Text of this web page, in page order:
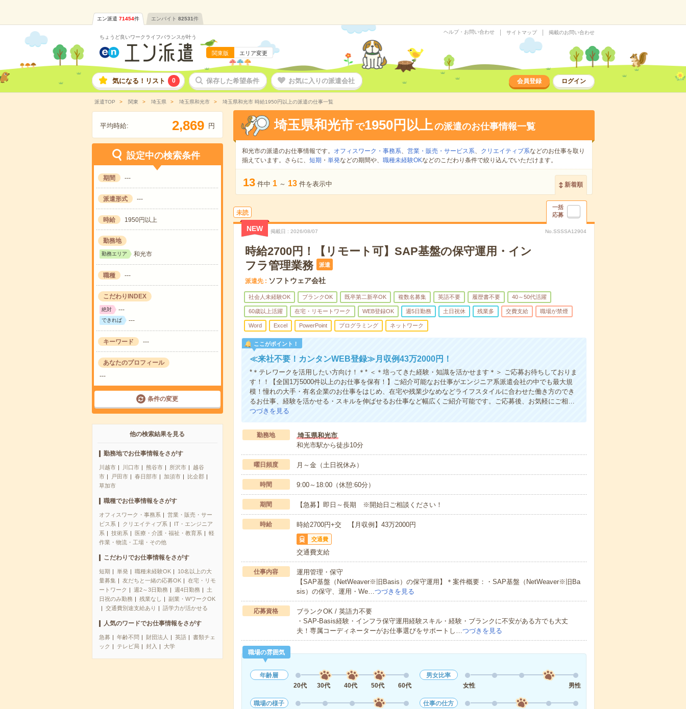
エン派遣 71454件 エンバイト 82531件
ちょうど良いワークライフバランスが叶う
関東版 エリア変更
ヘルプ・お問い合わせ サイトマップ 掲載のお問い合わせ
気になる！リスト 0 保存した希望条件 お気に入りの派遣会社 会員登録 ログイン
派遣TOP 関東 埼玉県 埼玉県和光市 埼玉県和光市 時給1950円以上の派遣の仕事一覧
平均時給: 2,869 円
設定中の検索条件
期間 ---
派遣形式 ---
時給 1950円以上
勤務地
勤務エリア 和光市
職種 ---
こだわりINDEX
絶対 ---
できれば ---
キーワード ---
あなたのプロフィール
---
条件の変更
他の検索結果を見る
勤務地でお仕事情報をさがす
川越市 川口市 熊谷市 所沢市
越谷
市
戸田市 春日部市 加須市
比企郡
草加市
職種でお仕事情報をさがす
オフィスワーク・事務系
営業・販売・サー
ビス系
クリエイティブ系
IT・エンジニア
系
技術系 医療・介護・福祉・教育系
軽
作業・物流・工場・その他
こだわりでお仕事情報をさがす
短期 単発 職種未経験OK
10名以上の大
量募集
友だちと一緒の応募OK
在宅・リモ
ートワーク
週2～3日勤務 週4日勤務
土
日祝のみ勤務
残業なし
副業・WワークOK
交通費別途支給あり
語学力が活かせる
人気のワードでお仕事情報をさがす
急募 年齢不問 財団法人 英語
書類チェ
ック
テレビ局 封入 大学
埼玉県和光市 で1950円以上の派遣のお仕事情報一覧
和光市の派遣のお仕事情報です。 オフィスワーク・事務系、 営業・販売・サービス系、 クリエイティブ系などのお仕事を取り
揃えています。さらに、 短期 ・ 単発などの期間や、 職種未経験OKなどのこだわり条件で絞り込んでいただけます。
13 件中 1 ～ 13 件を表示中 新着順
未読
一括
応募
NEW 掲載日 2026/08/07 No.SSSSA12904
時給2700円！【リモート可】SAP基盤の保守運用・イン
フラ管理業務
派遣
派遣先 ソフトウェア会社
社会人未経験OK ブランクOK 既卒第二新卒OK 複数名募集 英語不要 履歴書不要 40～50代活躍
60歳以上活躍 在宅・リモートワーク WEB登録OK 週5日勤務 土日祝休 残業多 交費支給 職場が禁煙
Word Excel PowerPoint プログラミング ネットワーク
ここがポイント！
≪来社不要！カンタンWEB登録≫月収例43万2000円！
*＊テレワークを活用したい方向け！＊* ＜＊培ってきた経験・知識を活かせます＊＞ ご応募お待ちしておりま
す！！【全国1万5000件以上のお仕事を保有！】ご紹介可能なお仕事がエンジニア系派遣会社の中でも最大規
模！憧れの大手・有名企業のお仕事をはじめ、在宅や残業少なめなどライフスタイルに合わせた働き方のでき
るお仕事、経験を活かせる・スキルを伸ばせるお仕事など幅広くご紹介可能です。ご応募後、お気軽にご相…
つづきを見る
勤務地
埼玉県和光市
和光市駅から徒歩10分
曜日頻度 月～金（土日祝休み）
時間 9:00～18:00（休憩:60分）
期間 【急募】即日～長期 ※開始日ご相談ください！
時給 時給2700円+交 【月収例】43万2000円
交通費
交通費支給
仕事内容
運用管理・保守
【SAP基盤（NetWeaver※旧Basis）の保守運用】＊案件概要：・SAP基盤（NetWeaver※旧Ba
sis）の保守、運用・We…つづきを見る
応募資格
ブランクOK / 英語力不要
・SAP-Basis経験・インフラ保守運用経験スキル・経験・ブランクに不安がある方でも大丈
夫！専属コーディネーターがお仕事選びをサポートし…つづきを見る
職場の雰囲気
年齢層
20代
30代 40代 50代 60代
男女比率
女性
男性
職場の様子
仕事の仕方